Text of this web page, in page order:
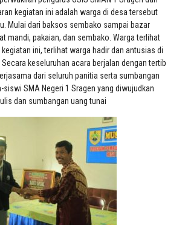
kegiatan ini adalah warga di desa tersebut
Mulai dari baksos sembako sampai bazar
mandi, pakaian, dan sembako. Warga terlihat
ini, terlihat warga hadir dan antusias di
keseluruhan acara berjalan dengan tertib
dari seluruh panitia serta sumbangan
SMA Negeri 1 Sragen yang diwujudkan
dan sumbangan uang tunai